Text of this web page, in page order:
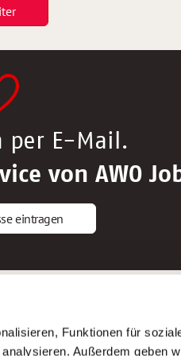
Funktionen für
Außerdem geben
per E-Mail.
von AWO
eintragen
AWO Gliederungen nach Bundesland
Stellenangebote nach